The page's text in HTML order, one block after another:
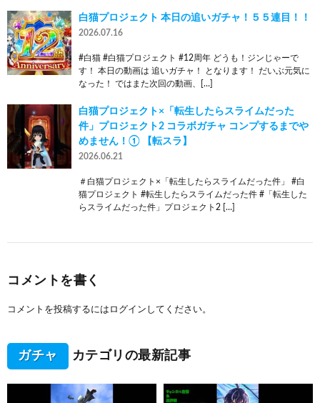
白猫プロジェクト 本日の追いガチャ！５５連目！！
2026.07.16
#白猫 #白猫プロジェクト #12周年 どうも！ジンじゃーで
す！ 本日の動画は 追いガチャ！ となります！ だいぶ元気に
なった！ ではまた次回の動画、[…]
白猫プロジェクト×「転生したらスライムだった
件」プロジェクト2 コラボガチャ コンプするまでや
めません！① 【転スラ】
2026.06.21
＃白猫プロジェクト×「転生したらスライムだった件」 #白
猫プロジェクト #転生したらスライムだった件 #「転生した
らスライムだった件」プロジェクト2 […]
コメントを書く
コメントを投稿するには ログイン してください。
ガチャ カテゴリの最新記事